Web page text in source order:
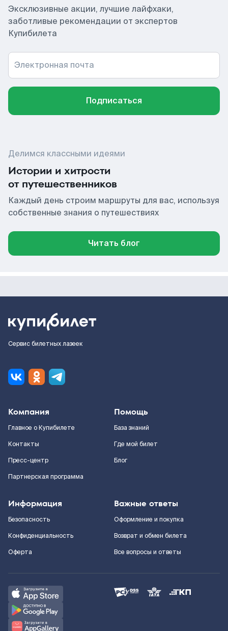
Эксклюзивные акции, лучшие лайфхаки,
заботливые рекомендации от экспертов
Купибилета
Электронная почта
Подписаться
Делимся классными идеями
Истории и хитрости
от путешественников
Каждый день строим маршруты для вас, используя
собственные знания о путешествиях
Читать блог
Сервис билетных лазеек
Компания
Главное о Купибилете
Контакты
Пресс-центр
Партнерская программа
Помощь
База знаний
Где мой билет
Блог
Информация
Безопасность
Конфиденциальность
Оферта
Важные ответы
Оформление и покупка
Возврат и обмен билета
Все вопросы и ответы